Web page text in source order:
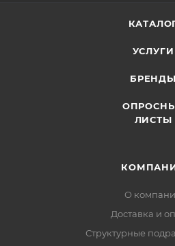
УСЛУГИ
БРЕНДЫ
ЛИСТЫ
О
Доставка и
Структурные